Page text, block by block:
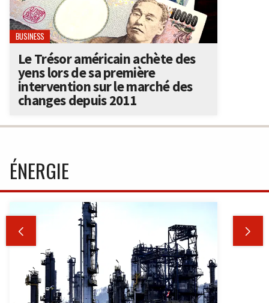
BUSINESS
Le Trésor américain achète des
yens lors de sa première
intervention sur le marché des
changes depuis 2011
ÉNERGIE
 